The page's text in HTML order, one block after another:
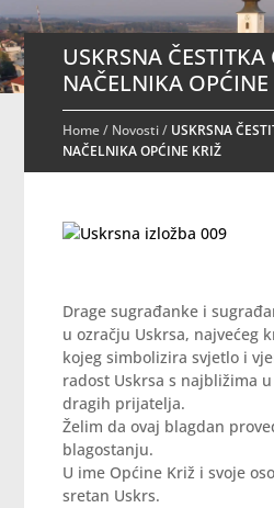
USKRSNA
NAČELNIKA
Home/ Novosti/ USKRSNA
NAČELNIKA OPĆINE KRIŽ
Drage sugrađanke i
u ozračju Uskrsa, najvećeg
kojeg simbolizira svjetlo i
radost Uskrsa s najbližima
dragih prijatelja.
Želim da ovaj blagdan
blagostanju.
U ime Općine Križ i svoje
sretan Uskrs.